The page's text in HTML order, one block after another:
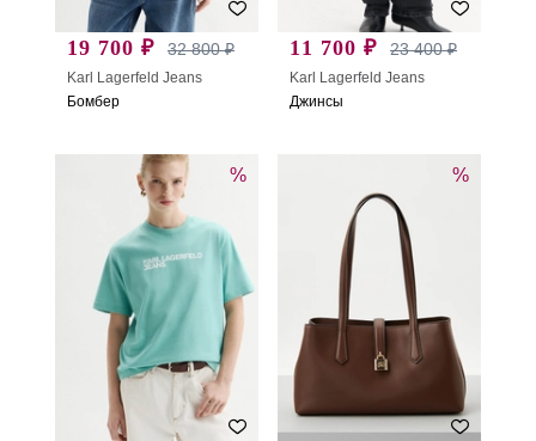
19 700 ₽ 32 800 ₽
Karl Lagerfeld Jeans
Бомбер
11 700 ₽ 23 400 ₽
Karl Lagerfeld Jeans
Джинсы
% %